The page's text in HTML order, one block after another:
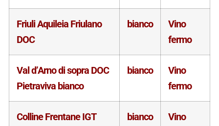
Friuli Aquileia Friulano
DOC
bianco
Vino
fermo
Val d’Arno di sopra DOC
Pietraviva bianco
bianco
Vino
fermo
Colline Frentane IGT
bianco
Vino